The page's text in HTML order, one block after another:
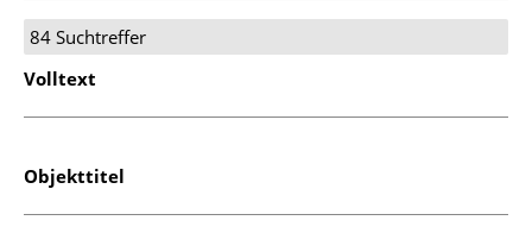
84 Suchtreffer
Volltext
Objekttitel